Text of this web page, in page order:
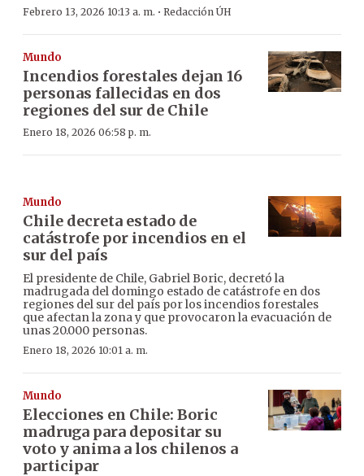
Febrero 13, 2026 10:13 a. m. · Redacción ÚH
Mundo
Incendios forestales dejan 16
personas fallecidas en dos
regiones del sur de Chile
Enero 18, 2026 06:58 p. m.
Mundo
Chile decreta estado de
catástrofe por incendios en el
sur del país
El presidente de Chile, Gabriel Boric, decretó la
madrugada del domingo estado de catástrofe en dos
regiones del sur del país por los incendios forestales
que afectan la zona y que provocaron la evacuación de
unas 20.000 personas.
Enero 18, 2026 10:01 a. m.
Mundo
Elecciones en Chile: Boric
madruga para depositar su
voto y anima a los chilenos a
participar